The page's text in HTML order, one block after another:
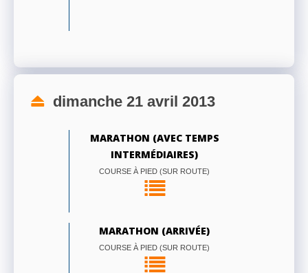
dimanche 21 avril 2013
MARATHON (AVEC TEMPS
INTERMÉDIAIRES)
COURSE À PIED (SUR ROUTE)
MARATHON (ARRIVÉE)
COURSE À PIED (SUR ROUTE)